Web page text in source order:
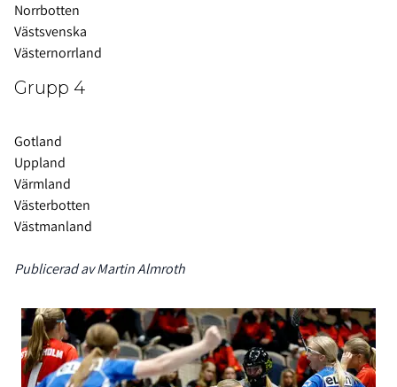
Norrbotten
Västsvenska
Västernorrland
Grupp 4
Gotland
Uppland
Värmland
Västerbotten
Västmanland
Publicerad av Martin Almroth